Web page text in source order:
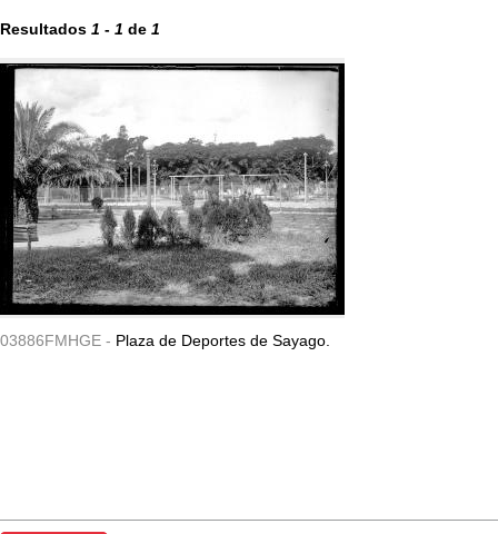
Resultados 1 - 1 de 1
03886FMHGE - Plaza de Deportes de Sayago.